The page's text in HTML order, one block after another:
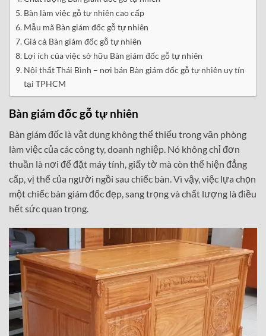
Bàn làm việc gỗ tự nhiên cao cấp
Mẫu mã Bàn giám đốc gỗ tự nhiên
Giá cả Bàn giám đốc gỗ tự nhiên
Lợi ích của việc sở hữu Bàn giám đốc gỗ tự nhiên
Nội thất Thái Bình – nơi bán Bàn giám đốc gỗ tự nhiên uy tín
tại TPHCM
Bàn giám đốc gỗ tự nhiên
Bàn giám đốc là vật dụng không thể thiếu trong văn phòng
làm việc của các công ty, doanh nghiệp. Nó không chỉ đơn
thuần là nơi để đặt máy tính, giấy tờ mà còn thể hiện đẳng
cấp, vị thế của người ngồi sau chiếc bàn. Vì vậy, việc lựa chọn
một chiếc bàn giám đốc đẹp, sang trọng và chất lượng là điều
hết sức quan trọng.